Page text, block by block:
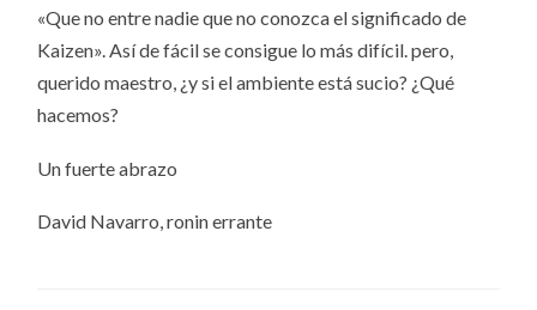
«Que no entre nadie que no conozca el significado de
Kaizen». Así de fácil se consigue lo más difícil. pero,
querido maestro, ¿y si el ambiente está sucio? ¿Qué
hacemos?
Un fuerte abrazo
David Navarro, ronin errante